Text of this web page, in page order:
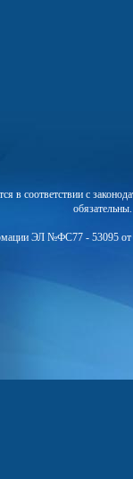
в соответствии с
ЭЛ №ФС77 - 53095